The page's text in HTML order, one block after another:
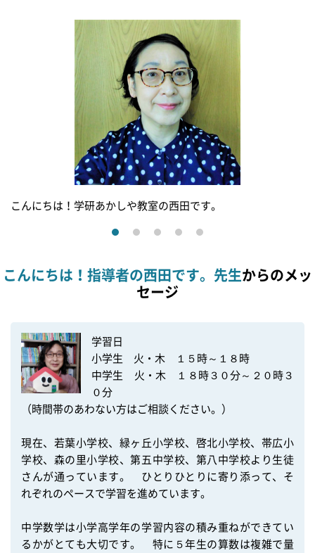
こんにちは！学研あかしや教室の西田です。
こんにちは！指導者の西田です。先生からのメッ
セージ
学習日
小学生　火・木　１５時～１８時
中学生　火・木　１８時３０分～２０時３
０分
（時間帯のあわない方はご相談ください。）
現在、若葉小学校、緑ヶ丘小学校、啓北小学校、帯広小
学校、森の里小学校、第五中学校、第八中学校より生徒
さんが通っています。　ひとりひとりに寄り添って、そ
れぞれのペースで学習を進めています。
中学数学は小学高学年の学習内容の積み重ねができてい
るかがとても大切です。　特に５年生の算数は複雑で量